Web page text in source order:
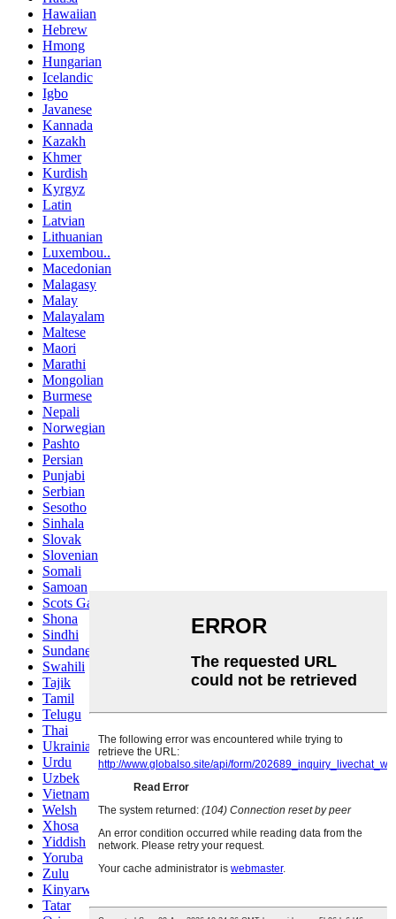
Hawaiian
Hebrew
Hmong
Hungarian
Icelandic
Igbo
Javanese
Kannada
Kazakh
Khmer
Kurdish
Kyrgyz
Latin
Latvian
Lithuanian
Luxembou..
Macedonian
Malagasy
Malay
Malayalam
Maltese
Maori
Marathi
Mongolian
Burmese
Nepali
Norwegian
Pashto
Persian
Punjabi
Serbian
Sesotho
Sinhala
Slovak
Slovenian
Somali
Samoan
Scots Gaelic
Shona
Sindhi
Sundanese
Swahili
Tajik
Tamil
Telugu
Thai
Ukrainian
Urdu
Uzbek
Vietnamese
Welsh
Xhosa
Yiddish
Yoruba
Zulu
Kinyarwanda
Tatar